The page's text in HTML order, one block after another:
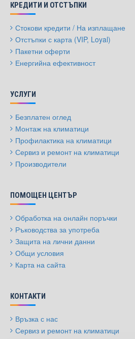
КРЕДИТИ И ОТСТЪПКИ
Стокови кредити / На изплащане
Отстъпки с карта (VIP, Loyal)
Пакетни оферти
Енергийна ефективност
УСЛУГИ
Безплатен оглед
Монтаж на климатици
Профилактика на климатици
Сервиз и ремонт на климатици
Производители
ПОМОЩЕН ЦЕНТЪР
Обработка на онлайн поръчки
Ръководства за употреба
Защита на лични данни
Общи условия
Карта на сайта
КОНТАКТИ
Връзка с нас
Сервиз и ремонт на климатици